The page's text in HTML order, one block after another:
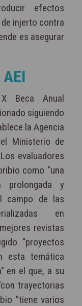
efectos
injerto contra
es asegurar
Beca Anual
siguiendo
la Agencia
Ministerio de
evaluadores
como "una
prolongada y
campo de las
en
revistas
"proyectos
esta temática
en el que, a su
trayectorias
"tiene varios